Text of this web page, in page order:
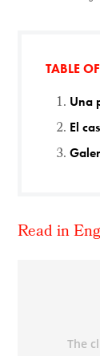
TABLE
Una
El
Read in